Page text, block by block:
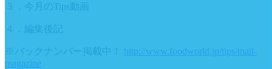
３．今月のTips動画
４．編集後記
※バックナンバー掲載中！
http://www.foodworld.jp/tips/mail-
magazine